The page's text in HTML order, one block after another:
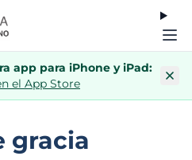
app para iPhone y iPad:
el App Store
gracia